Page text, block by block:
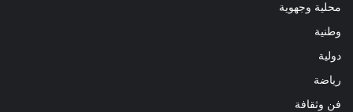
محلية وجهوية
وطنية
دولية
رياضة
فن وثقافة